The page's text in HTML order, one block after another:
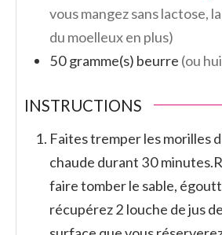
vous mangez sans lactose,
du moelleux en plus)
50gramme(s) beurre (ou
INSTRUCTIONS
Faites tremper les morilles
chaude durant 30 minutes.
faire tomber le sable,
récupérez 2 louche de jus